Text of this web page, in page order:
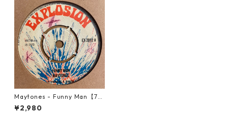
Maytones - Funny Man【7-2
1526】
¥2,980